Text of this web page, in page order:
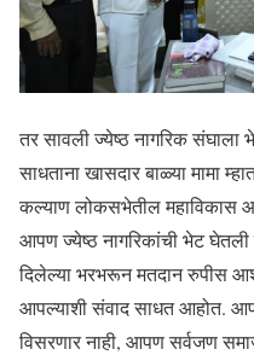
तर सावली ज्येष्ठ नागरिक संघाला
साधताना खासदार बाळ्या मामा
कल्याण लोकसभेतील महाविकास
आपण ज्येष्ठ नागरिकांची भेट घेतली
दिलेल्या भरभरून मतदान रुपीस
आपल्याशी संवाद साधत आहोत.
विसरणार नाही, आपण सर्वजण